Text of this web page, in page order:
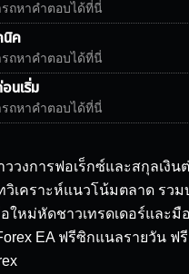
ถหาคำตอบได้ที่นี่
นิค
ถหาคำตอบได้ที่นี่
นเริ่ม
ถหาคำตอบได้ที่นี่